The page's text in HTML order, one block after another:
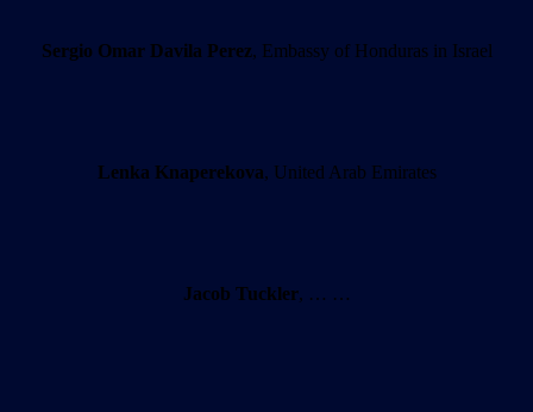
Sergio Omar Davila Perez, Embassy of Honduras in Israel
Lenka Knaperekova, United Arab Emirates
Jacob Tuckler, … …